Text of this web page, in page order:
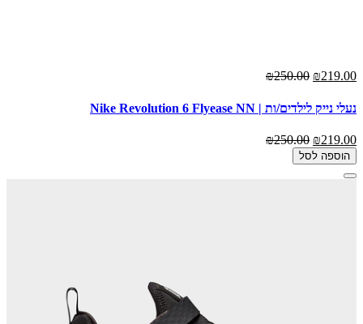
₪219.00
₪250.00
נעלי נייק לילדים/ות | Nike Revolution 6 Flyease NN
₪219.00
₪250.00
הוספה לסל